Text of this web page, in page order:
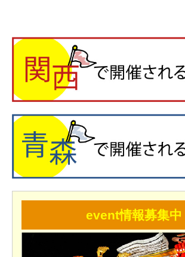
event情報募集中